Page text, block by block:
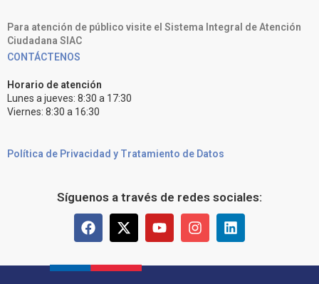
Para atención de público visite el Sistema Integral de Atención
Ciudadana SIAC
CONTÁCTENOS
Horario de atención
Lunes a jueves: 8:30 a 17:30
Viernes: 8:30 a 16:30
Política de Privacidad y Tratamiento de Datos
Síguenos a través de redes sociales: